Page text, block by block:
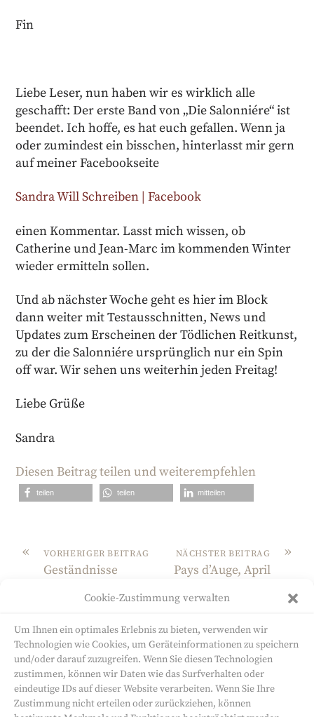
Cookie-Zustimmung verwalten
Um Ihnen ein optimales Erlebnis zu bieten, verwenden wir
Technologien wie Cookies, um Geräteinformationen zu speichern
und/oder darauf zuzugreifen. Wenn Sie diesen Technologien
zustimmen, können wir Daten wie das Surfverhalten oder
eindeutige IDs auf dieser Website verarbeiten. Wenn Sie Ihre
Zustimmung nicht erteilen oder zurückziehen, können
Fin
Liebe Leser, nun haben wir es wirklich alle
geschafft: Der erste Band von „Die Salonniére“ ist
beendet. Ich hoffe, es hat euch gefallen. Wenn ja
oder zumindest ein bisschen, hinterlasst mir gern
auf meiner Facebookseite
Sandra Will Schreiben | Facebook
einen Kommentar. Lasst mich wissen, ob
Catherine und Jean-Marc im kommenden Winter
wieder ermitteln sollen.
Und ab nächster Woche geht es hier im Block
dann weiter mit Testausschnitten, News und
Updates zum Erscheinen der Tödlichen Reitkunst,
zu der die Salonniére ursprünglich nur ein Spin
off war. Wir sehen uns weiterhin jeden Freitag!
Liebe Grüße
Sandra
Diesen Beitrag teilen und weiterempfehlen
teilen teilen mitteilen
« VORHERIGER BEITRAG
Geständnisse
»
NÄCHSTER BEITRAG
Pays d’Auge, April
Sandra Will